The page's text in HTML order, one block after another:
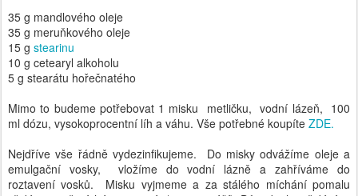
Mimo to budeme potřebovat 1 misku metličku, vodní lázeň, 100
ml dózu, vysokoprocentní líh a váhu. Vše potřebné koupíte
Nejdříve vše řádně vydezinfikujeme. Do misky odvážíme oleje a
roztavení vosků. Misku vyjmeme a za stálého míchání pomalu
přidáme a přimícháme stearát (pozor, práší). Důvod jeho přidání je
senzoricky vyhlazuje její povrch. Mícháme do zhoustnutí, můžeme
si pomoci další miskou se studenou vodou. Přendáme do dózy a
používáme na suchá místa (paty, holeně, lokty...)